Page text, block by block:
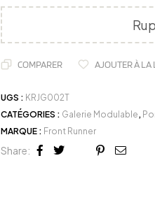
COMPARER AJOUTER À LA
UGS : KRJG002T
CATÉGORIES : Galerie Modulable,
MARQUE : Front Runner
Share:
Facebook
TwitterLinkedin
Google+
Pinterest
Email